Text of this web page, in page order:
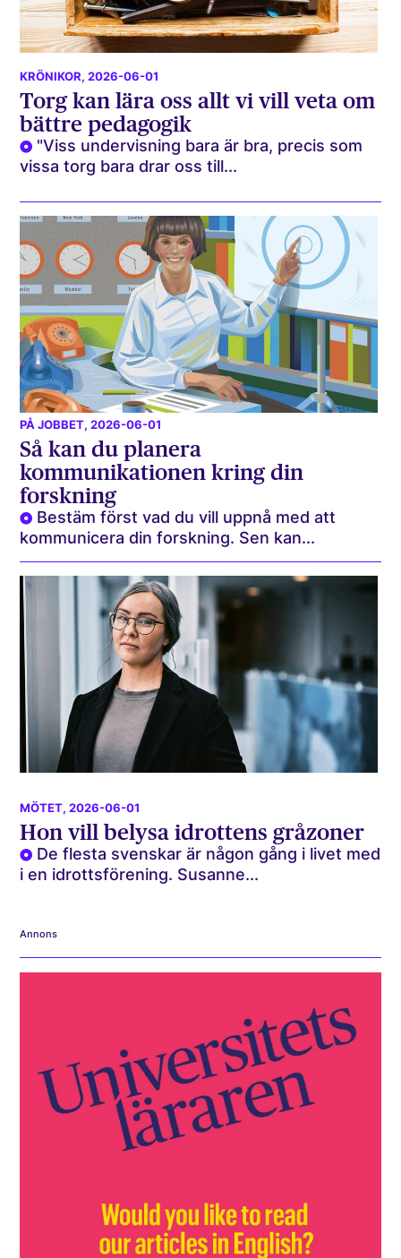
KRÖNIKOR, 2026-06-01
Torg kan lära oss allt vi vill veta om
bättre pedagogik
"Viss undervisning bara är bra, precis som
vissa torg bara drar oss till...
PÅ JOBBET, 2026-06-01
Så kan du planera
kommunikationen kring din
forskning
Bestäm först vad du vill uppnå med att
kommunicera din forskning. Sen kan...
MÖTET, 2026-06-01
Hon vill belysa idrottens gråzoner
De flesta svenskar är någon gång i livet med
i en idrottsförening. Susanne...
Annons